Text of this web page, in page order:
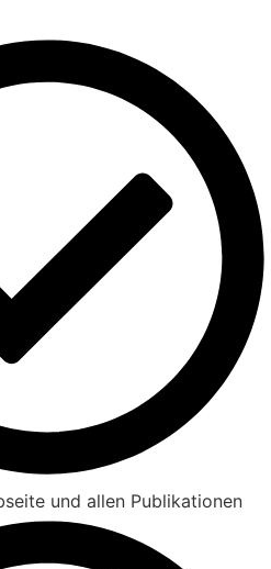
und allen Publikationen